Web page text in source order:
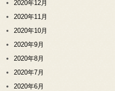
2020年12月
2020年11月
2020年10月
2020年9月
2020年8月
2020年7月
2020年6月